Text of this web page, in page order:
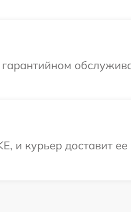
и курьер доставит